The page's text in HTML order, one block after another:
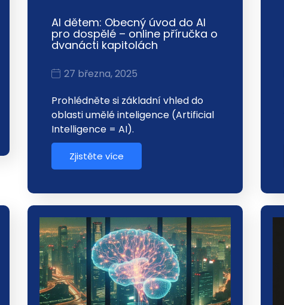
AI dětem: Obecný úvod do AI
pro dospělé – online příručka o
dvanácti kapitolách
27 března, 2025
Prohlédněte si základní vhled do
oblasti umělé inteligence (Artificial
Intelligence = AI).
Zjistěte více